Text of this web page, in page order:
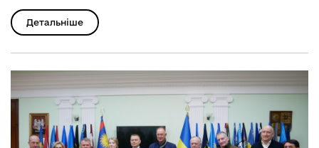
Детальніше